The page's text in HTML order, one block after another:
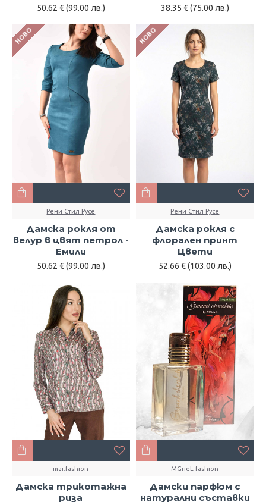
50.62 € (99.00 лв.) 38.35 € (75.00 лв.)
НОВО
Рени Стил Русе
Дамска рокля от
велур в цвят петрол -
Емили
50.62 € (99.00 лв.)
НОВО
Рени Стил Русе
Дамска рокля с
флорален принт
Цвети
52.66 € (103.00 лв.)
mar.fashion
Дамска трикотажна
риза
MGrieL fashion
Дамски парфюм с
натурални съставки